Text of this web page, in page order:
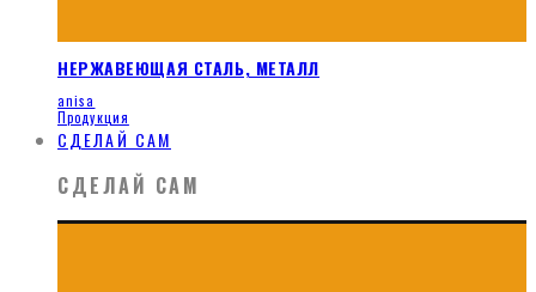
НЕРЖАВЕЮЩАЯ СТАЛЬ, МЕТАЛЛ
anisa
Продукция
СДЕЛАЙ САМ
СДЕЛАЙ САМ